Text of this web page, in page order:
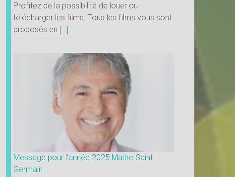
Profitez de la possibilité de louer ou
télécharger les films. Tous les films vous sont
proposés en […]
Message pour l’année 2025 Maitre Saint
Germain